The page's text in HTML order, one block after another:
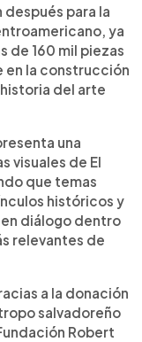
del
museos más
llegaron
Mario
migración,
hecho
producción
después para la
ya
de 160 mil piezas
en la construcción
del arte
una
visuales de El
que temas
históricos y
diálogo dentro
relevantes de
a la donación
salvadoreño
Robert